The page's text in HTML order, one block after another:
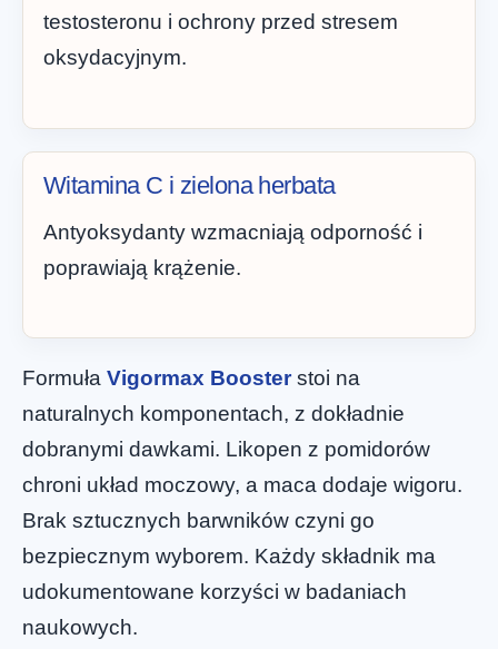
testosteronu i ochrony przed stresem
oksydacyjnym.
Witamina C i zielona herbata
Antyoksydanty wzmacniają odporność i
poprawiają krążenie.
Formuła Vigormax Boosterstoi na
naturalnych komponentach, z dokładnie
dobranymi dawkami. Likopen z pomidorów
chroni układ moczowy, a maca dodaje wigoru.
Brak sztucznych barwników czyni go
bezpiecznym wyborem. Każdy składnik ma
udokumentowane korzyści w badaniach
naukowych.